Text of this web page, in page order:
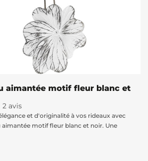
aimantée motif fleur blanc et
2 avis
et d'originalité à vos rideaux avec
aimantée motif fleur blanc et noir. Une